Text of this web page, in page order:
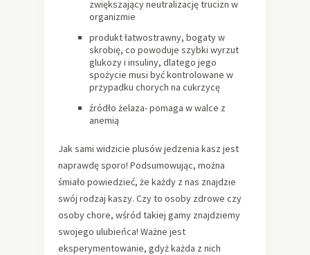
zwiększający neutralizację trucizn w
organizmie
produkt łatwostrawny, bogaty w
skrobię, co powoduje szybki wyrzut
glukozy i insuliny, dlatego jego
spożycie musi być kontrolowane w
przypadku chorych na cukrzycę
źródło żelaza- pomaga w walce z
anemią
Jak sami widzicie plusów jedzenia kasz jest
naprawdę sporo! Podsumowując, można
śmiało powiedzieć, że każdy z nas znajdzie
swój rodzaj kaszy. Czy to osoby zdrowe czy
osoby chore, wśród takiej gamy znajdziemy
swojego ulubieńca! Ważne jest
eksperymentowanie, gdyż każda z nich